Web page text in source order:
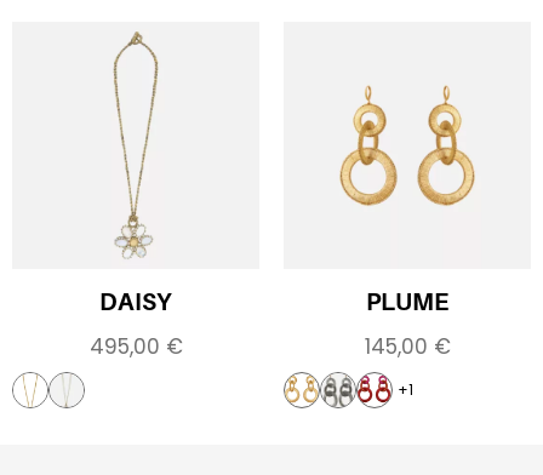
DAISY
495,00 €
PLUME
145,00 €
+1